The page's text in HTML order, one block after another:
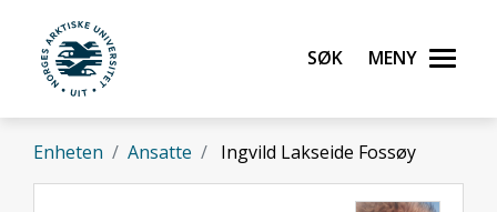
Gå til hovedinnhold
UiT Norges arktiske universitet
Søk Meny
Enheten Ansatte Ingvild Lakseide Fossøy